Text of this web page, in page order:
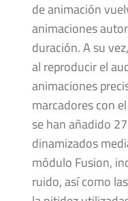
de animación
animaciones
duración. A su
al reproducir el
animaciones
marcadores con
se han añadido
dinamizados
módulo Fusion,
ruido, así como